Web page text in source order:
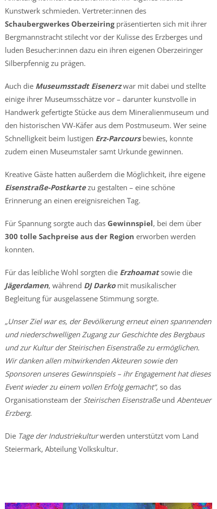
Kunstwerk schmieden. Vertreter:innen des
Schaubergwerkes Oberzeiringpräsentierten sich mit ihrer
Bergmannstracht stilecht vor der Kulisse des Erzberges und
luden Besucher:innen dazu ein ihren eigenen Oberzeiringer
Silberpfennig zu prägen.
Auch die Museumsstadt Eisenerzwar mit dabei und stellte
einige ihrer Museumsschätze vor – darunter kunstvolle in
Handwerk gefertigte Stücke aus dem Mineralienmuseum und
den historischen VW-Käfer aus dem Postmuseum. Wer seine
Schnelligkeit beim lustigen Erz-Parcoursbewies, konnte
zudem einen Museumstaler samt Urkunde gewinnen.
Kreative Gäste hatten außerdem die Möglichkeit, ihre eigene
Eisenstraße-Postkartezu gestalten – eine schöne
Erinnerung an einen ereignisreichen Tag.
Für Spannung sorgte auch das Gewinnspiel, bei dem über
300 tolle Sachpreise aus der Region erworben werden
konnten.
Für das leibliche Wohl sorgten die Erzhoamatsowie die
Jägerdamen, während DJ Darkomit musikalischer
Begleitung für ausgelassene Stimmung sorgte.
„Unser Ziel war es, der Bevölkerung erneut einen spannenden
und niederschwelligen Zugang zur Geschichte des Bergbaus
und zur Kultur der Steirischen Eisenstraße zu ermöglichen.
Wir danken allen mitwirkenden Akteuren sowie den
Sponsoren unseres Gewinnspiels – ihr Engagement hat dieses
Event wieder zu einem vollen Erfolg gemacht“, so das
Organisationsteam der Steirischen Eisenstraßeund Abenteuer
Erzberg.
Die Tage der Industriekulturwerden unterstützt vom Land
Steiermark, Abteilung Volkskultur.